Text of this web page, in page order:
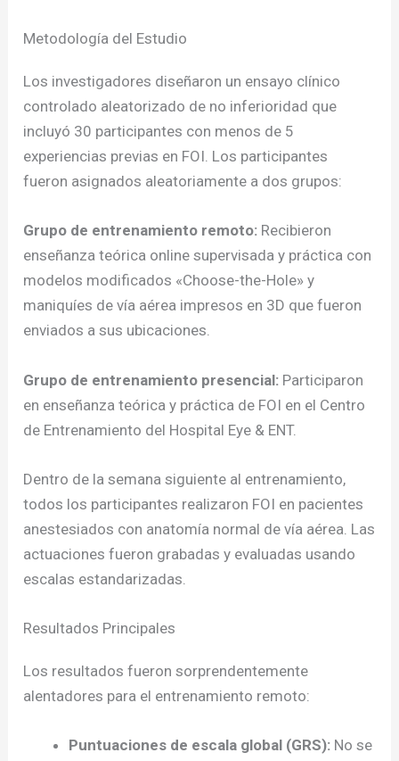
Metodología del Estudio
Los investigadores diseñaron un ensayo clínico
controlado aleatorizado de no inferioridad que
incluyó 30 participantes con menos de 5
experiencias previas en FOI. Los participantes
fueron asignados aleatoriamente a dos grupos:
Grupo de entrenamiento remoto: Recibieron
enseñanza teórica online supervisada y práctica con
modelos modificados «Choose-the-Hole» y
maniquíes de vía aérea impresos en 3D que fueron
enviados a sus ubicaciones.
Grupo de entrenamiento presencial: Participaron
en enseñanza teórica y práctica de FOI en el Centro
de Entrenamiento del Hospital Eye & ENT.
Dentro de la semana siguiente al entrenamiento,
todos los participantes realizaron FOI en pacientes
anestesiados con anatomía normal de vía aérea. Las
actuaciones fueron grabadas y evaluadas usando
escalas estandarizadas.
Resultados Principales
Los resultados fueron sorprendentemente
alentadores para el entrenamiento remoto:
Puntuaciones de escala global (GRS): No se